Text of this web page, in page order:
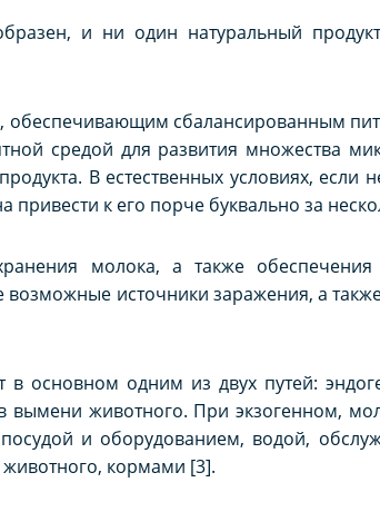
и ни один натуральный
обеспечивающим сбалансированным
средой для развития множества
В естественных условиях, если
к его порче буквально за
молока, а также обеспечения
источники заражения, а
в основном одним из двух путей:
вымени животного. При экзогенном,
и оборудованием, водой,
кормами [3].